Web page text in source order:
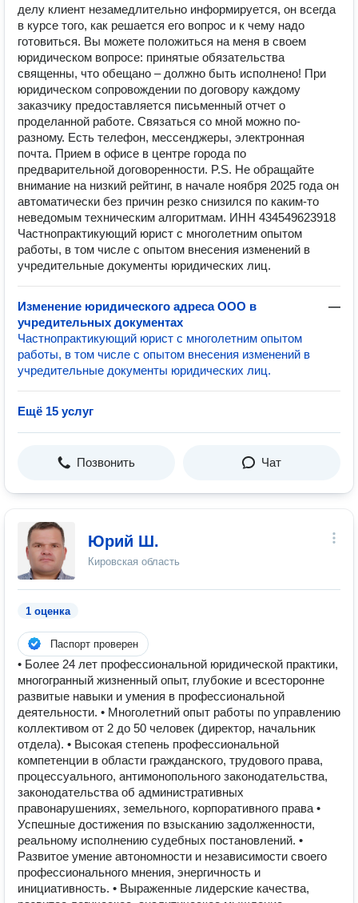
делу клиент незамедлительно информируется, он всегда
в курсе того, как решается его вопрос и к чему надо
готовиться. Вы можете положиться на меня в своем
юридическом вопросе: принятые обязательства
священны, что обещано – должно быть исполнено! При
юридическом сопровождении по договору каждому
заказчику предоставляется письменный отчет о
проделанной работе. Связаться со мной можно по-
разному. Есть телефон, мессенджеры, электронная
почта. Прием в офисе в центре города по
предварительной договоренности. P.S. Не обращайте
внимание на низкий рейтинг, в начале ноября 2025 года он
автоматически без причин резко снизился по каким-то
неведомым техническим алгоритмам. ИНН 434549623918
Частнопрактикующий юрист с многолетним опытом
работы, в том числе с опытом внесения изменений в
учредительные документы юридических лиц.
Изменение юридического адреса ООО в
учредительных документах
—
Частнопрактикующий юрист с многолетним опытом
работы, в том числе с опытом внесения изменений в
учредительные документы юридических лиц.
Ещё 15 услуг
Позвонить Чат
Юрий Ш.
Кировская область
1 оценка
Паспорт проверен
• Более 24 лет профессиональной юридической практики,
многогранный жизненный опыт, глубокие и всесторонне
развитые навыки и умения в профессиональной
деятельности. • Многолетний опыт работы по управлению
коллективом от 2 до 50 человек (директор, начальник
отдела). • Высокая степень профессиональной
компетенции в области гражданского, трудового права,
процессуального, антимонопольного законодательства,
законодательства об административных
правонарушениях, земельного, корпоративного права •
Успешные достижения по взысканию задолженности,
реальному исполнению судебных постановлений. •
Развитое умение автономности и независимости своего
профессионального мнения, энергичность и
инициативность. • Выраженные лидерские качества,